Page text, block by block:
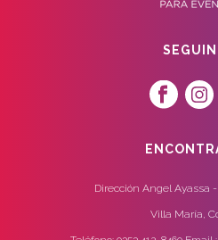
Dirección Angel Ayassa
Villa María,